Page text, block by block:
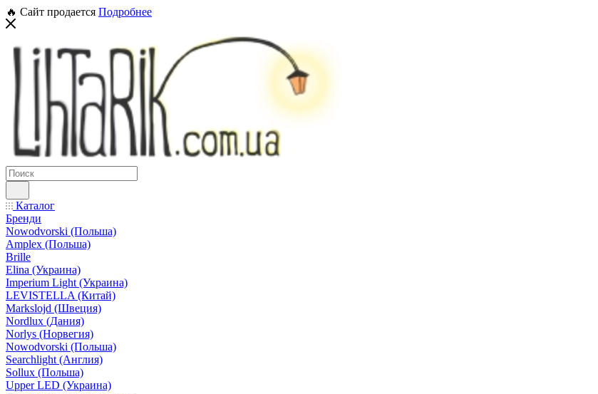
🔥 Сайт продается Подробнее
Каталог
Бренди
Nowodvorski (Польша)
Amplex (Польша)
Brille
Elina (Украина)
Imperium Light (Украина)
LEVISTELLA (Китай)
Markslojd (Швеция)
Nordlux (Дания)
Norlys (Норвегия)
Nowodvorski (Польша)
Searchlight (Англия)
Sollux (Польша)
Upper LED (Украина)